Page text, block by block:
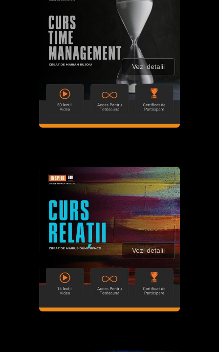
Vezi detalii
Vezi detalii